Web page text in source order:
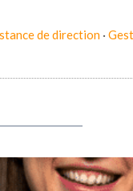
de direction ·